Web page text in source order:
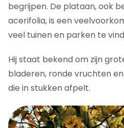
begrijpen. De plataan, ook
acerifolia, is een
veel tuinen en parken te
Hij staat bekend om zijn
bladeren, ronde vruchten
die in stukken afpelt.